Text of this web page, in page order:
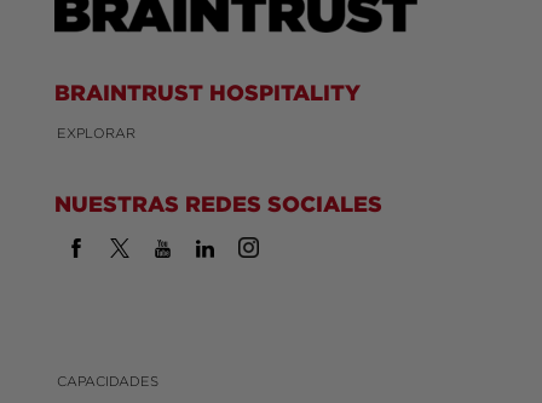
BRAINTRUST HOSPITALITY
EXPLORAR
NUESTRAS REDES SOCIALES
CAPACIDADES